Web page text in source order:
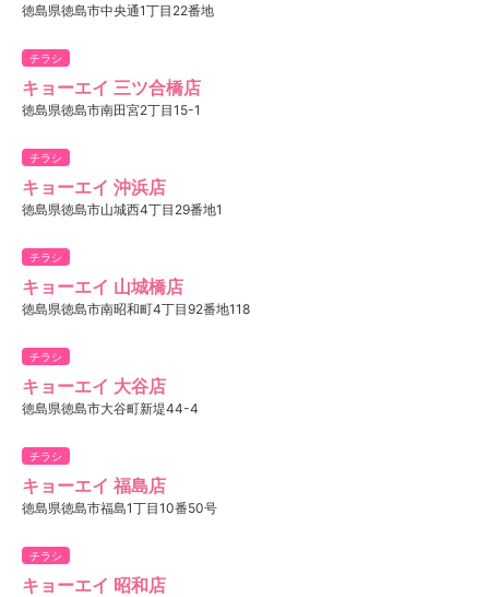
徳島県徳島市中央通1丁目22番地
チラシ
キョーエイ 三ツ合橋店
徳島県徳島市南田宮2丁目15-1
チラシ
キョーエイ 沖浜店
徳島県徳島市山城西4丁目29番地1
チラシ
キョーエイ 山城橋店
徳島県徳島市南昭和町4丁目92番地118
チラシ
キョーエイ 大谷店
徳島県徳島市大谷町新堤44-4
チラシ
キョーエイ 福島店
徳島県徳島市福島1丁目10番50号
チラシ
キョーエイ 昭和店